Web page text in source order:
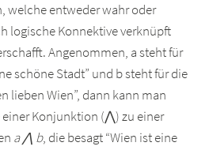
welche entweder wahr oder
logische Konnektive verknüpft
Angenommen, a steht für
schöne Stadt” und b steht für die
lieben Wien”, dann kann man
einer Konjunktion (⋀) zu einer
a ⋀ b, die besagt “Wien ist eine